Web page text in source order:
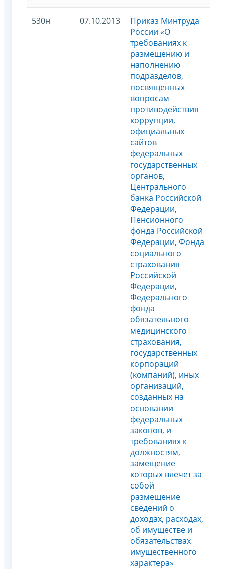
530н 07.10.2013
Приказ Минтруда
России «О
требованиях к
размещению и
наполнению
подразделов,
посвященных
вопросам
противодействия
коррупции,
официальных
сайтов
федеральных
государственных
органов,
Центрального
банка Российской
Федерации,
Пенсионного
фонда Российской
Федерации, Фонда
социального
страхования
Российской
Федерации,
Федерального
фонда
обязательного
медицинского
страхования,
государственных
корпораций
(компаний), иных
организаций,
созданных на
основании
федеральных
законов, и
требованиях к
должностям,
замещение
которых влечет за
собой
размещение
сведений о
доходах, расходах,
об имуществе и
обязательствах
имущественного
характера»